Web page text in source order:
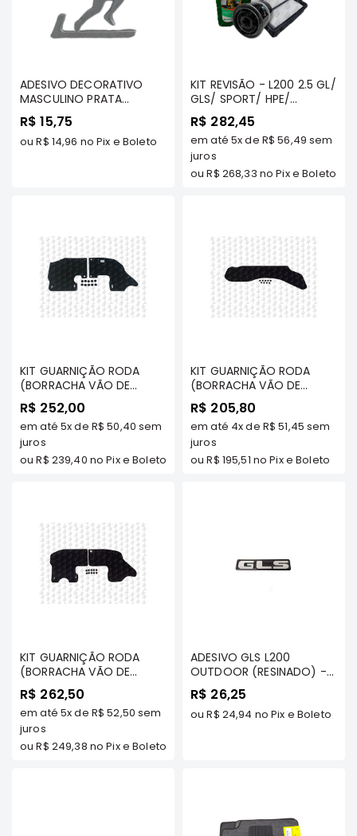
Correias
Transmissão
Suspensão
Freio
Correias
Elétrica
Acessórios
ECLIPSE
Corola
Honda
Toyota
Hilux
HYUNDAI
NISSAN
FORD
ADESIVO DECORATIVO
MASCULINO PRATA
PEQUENO - APLICA-SE A
TODOS O VEÍCULOS
R$ 15,75
ouR$ 14,96 no Pix e Boleto
KIT REVISÃO - L200 2.5 GL/
GLS/ SPORT/ HPE/
OUTDOOR ATÉ 2009
R$ 282,45
em até 5xde R$ 56,49 sem
juros
ouR$ 268,33 no Pix e Boleto
KIT GUARNIÇÃO RODA
(BORRACHA VÃO DE
RODA) PARA 1 LADO
(DIANTEIRA) - L200 GL/
GLS/ SPORT/ OUTDOOR
2004 A 2012 TODOS OS
MODELOS
R$ 252,00
em até 5xde R$ 50,40 sem
juros
ouR$ 239,40 no Pix e Boleto
KIT GUARNIÇÃO RODA
(BORRACHA VÃO DE
RODA) PARA 1 LADO
(TRASEIRA) - L200 GL/
GLS/ SPORT/ OUTDOOR
2004 A 2012 TODOS OS
MODELOS
R$ 205,80
em até 4xde R$ 51,45 sem
juros
ouR$ 195,51 no Pix e Boleto
KIT GUARNIÇÃO RODA
(BORRACHA VÃO DE
RODA) PARA 1 LADO
(DIANT) - L200 GL/GLS
2000 A 2004 TODOS OS
MODELOS
R$ 262,50
em até 5xde R$ 52,50 sem
juros
ouR$ 249,38 no Pix e Boleto
ADESIVO GLS L200
OUTDOOR (RESINADO) -
L200 OUTDOOR
R$ 26,25
ouR$ 24,94 no Pix e Boleto